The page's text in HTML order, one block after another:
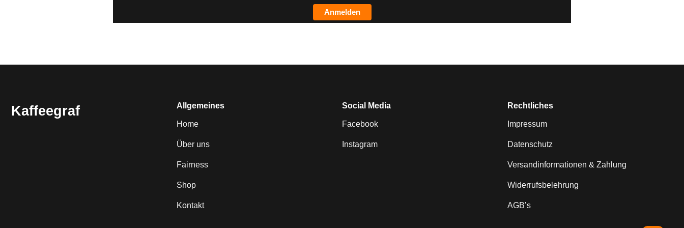
Anmelden
Kaffeegraf Allgemeines
Home
Über uns
Fairness
Shop
Kontakt
Social Media
Facebook
Instagram
Rechtliches
Impressum
Datenschutz
Versandinformationen & Zahlung
Widerrufsbelehrung
AGB’s